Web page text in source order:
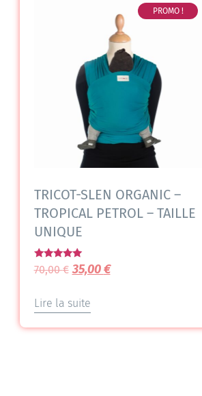
PROMO !
TRICOT-SLEN ORGANIC –
TROPICAL PETROL – TAILLE
UNIQUE
Note
5.00
70,00€ 35,00€
Lire la suite